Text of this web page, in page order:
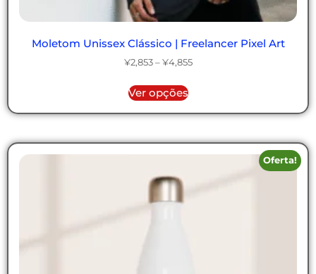
Moletom Unissex Clássico | Freelancer Pixel Art
¥2,853 – ¥4,855
Ver opções
Oferta!